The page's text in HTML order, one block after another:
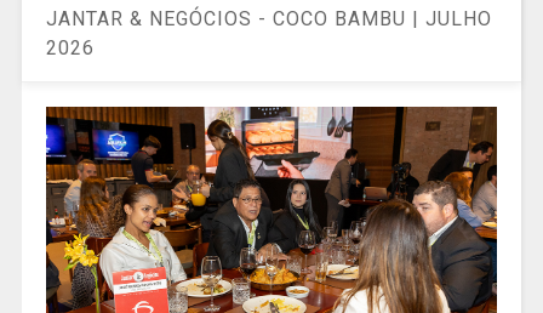
JANTAR & NEGÓCIOS - COCO BAMBU | JULHO
2026